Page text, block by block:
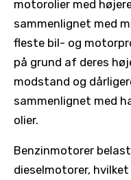
motorolier med
sammenlignet med
fleste bil- og
på grund af deres
modstand og
sammenlignet med
olier.
Benzinmotorer
dieselmotorer,